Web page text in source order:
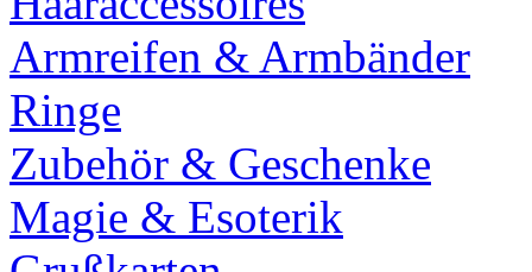
Armreifen & Armbänder
Ringe
Zubehör & Geschenke
Magie & Esoterik